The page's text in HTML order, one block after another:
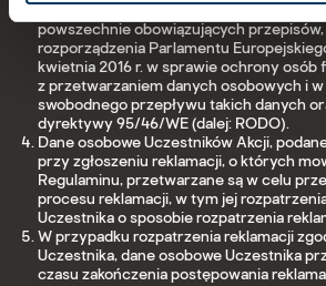
Dane osobowe Uczestników są
powszechnie obowiązujących
rozporządzenia Parlamentu
kwietnia 2016 r. w sprawie ochrony osób
z przetwarzaniem danych osobowych i
swobodnego przepływu takich danych
dyrektywy 95/46/WE (dalej: RODO).
Dane osobowe Uczestników Akcji,
przy zgłoszeniu reklamacji, o których
Regulaminu, przetwarzane są w celu
procesu reklamacji, w tym jej
Uczestnika o sposobie rozpatrzenia
W przypadku rozpatrzenia reklamacji
Uczestnika, dane osobowe Uczestnika
czasu zakończenia postępowania